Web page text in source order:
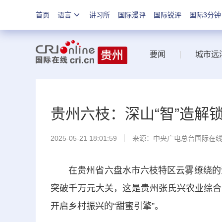
首页 语言 讲习所 国际漫评 国际锐评 国际3分钟
要闻 城市远
贵州六枝：深山“智”造解
2025-05-21 18:01:59 来源：中央广电总台国际在线
在贵州省六盘水市六枝特区云雾缭绕的
突破千万元大关，这是贵州张氏兴农业综
开启乡村振兴的“甜蜜引擎”。